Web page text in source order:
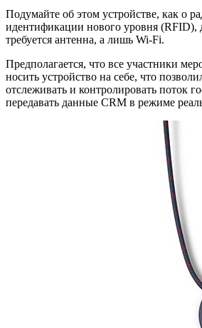
Подумайте об этом устройстве, как о
идентификации нового уровня (RFID),
требуется антенна, а лишь Wi-Fi.
Предполагается, что все участники
носить устройство на себе, что
отслеживать и контролировать поток
передавать данные CRM в режиме